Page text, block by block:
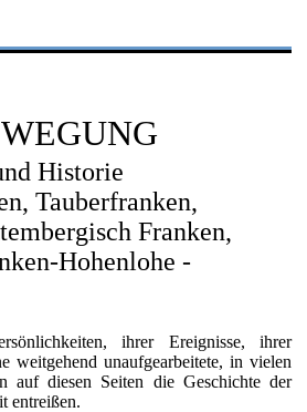
Historie
Tauberfranken,
Franken,
Hohenlohe -
ihrer Ereignisse, ihrer
weitgehend unaufgearbeitete, in vielen
auf diesen Seiten die Geschichte der
entreißen.